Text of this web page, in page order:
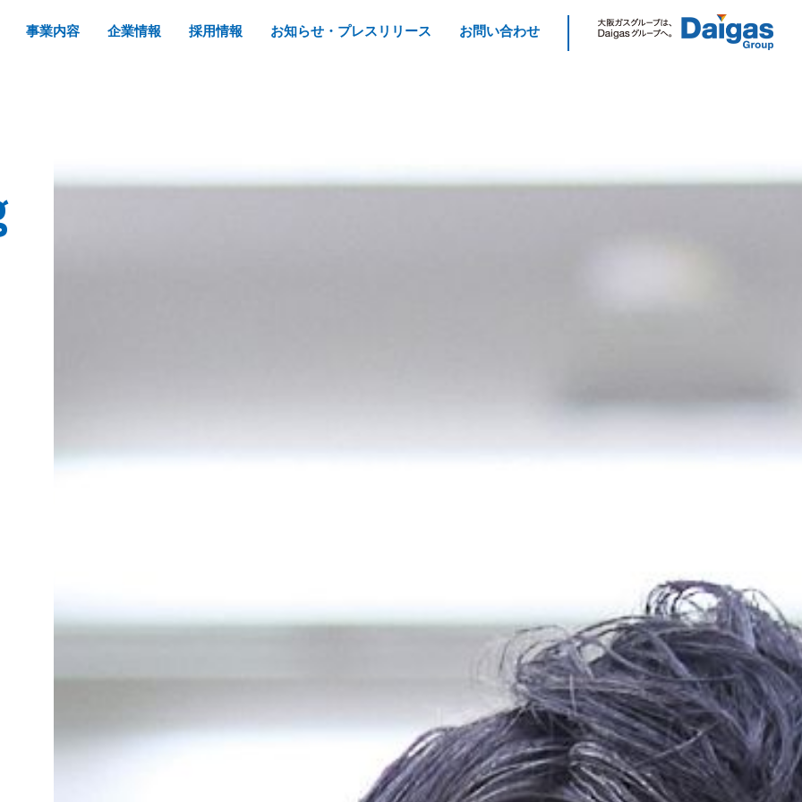
事業内容 企業情報 採用情報 お知らせ・プレスリリース お問い合わせ